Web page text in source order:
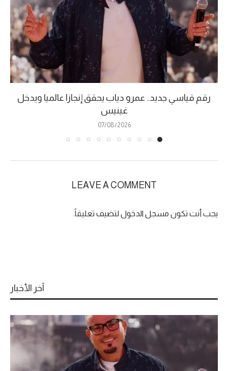
رقم قياسي جديد.. عمرو دياب يحقق إنجازا عالميا ويدخل
غينيس
07/08/2026
LEAVE A COMMENT
يجب أنت تكون مسجل الدخول لتضيف تعليقاً.
آخر الأخبار